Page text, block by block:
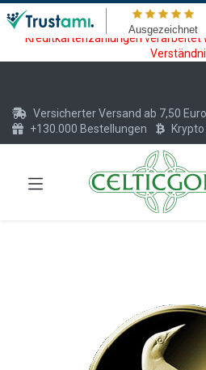
Wartungsarbeiten am Kreditkarten
Zeit vom 20.07. - 09.08.2026
Kreditkartenzahlungen verarbeitet
Versicherter Versand ab 7,50 Euro
+130.000 Bestellungen